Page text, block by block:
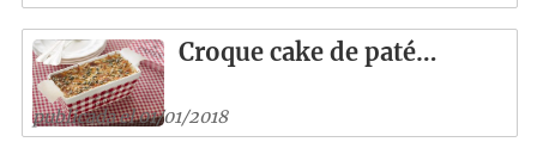
Croque cake de paté…
publicada el 01/01/2018